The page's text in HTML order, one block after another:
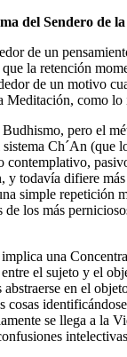
del Sendero de
de un
la retención
de un motivo
Meditación, como
pero el
Ch´An (que
todavía difiere
simple repetición
los más
una
el sujeto y el
en el
se llega a la